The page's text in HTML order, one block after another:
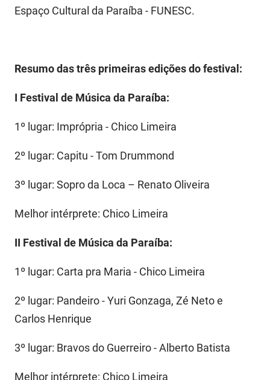
Espaço Cultural da Paraíba - FUNESC.
Resumo dastrês primeiras edições do festival:
I Festival de Música da Paraíba:
1º lugar: Imprópria - Chico Limeira
2º lugar: Capitu - Tom Drummond
3º lugar: Sopro da Loca – Renato Oliveira
Melhor intérprete: Chico Limeira
II Festival de Música da Paraíba:
1º lugar: Carta pra Maria - Chico Limeira
2º lugar: Pandeiro - Yuri Gonzaga, Zé Neto e
Carlos Henrique
3º lugar: Bravos do Guerreiro - Alberto Batista
Melhor intérprete: Chico Limeira